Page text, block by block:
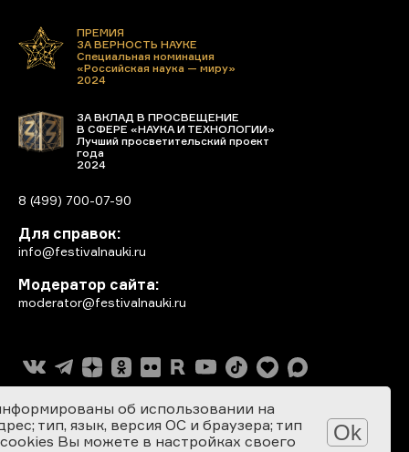
ПРЕМИЯ
ЗА ВЕРНОСТЬ НАУКЕ
Специальная номинация
«Российская наука — миру»
2024
ЗА ВКЛАД В ПРОСВЕЩЕНИЕ
В СФЕРЕ «НАУКА И ТЕХНОЛОГИИ»
Лучший просветительский проект
года
2024
8 (499) 700-07-90
Для справок:
info@festivalnauki.ru
Модератор сайта:
moderator@festivalnauki.ru
об использовании на
тип, язык, версия ОС и браузера; тип
Вы можете в настройках своего
Ok